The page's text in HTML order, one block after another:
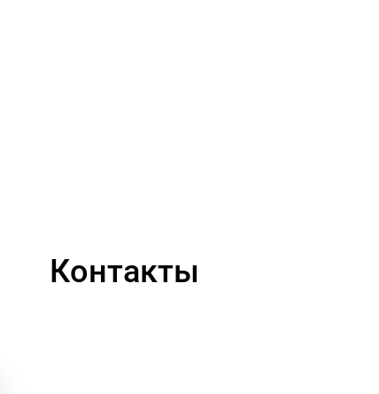
Контакты